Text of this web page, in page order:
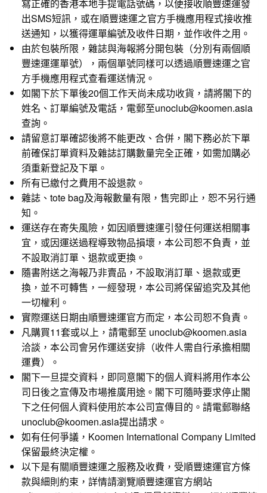
寫正確的香港本地手提電話號碼，以便接收順豐速運發
出SMS短訊，或在順豐速運之官方手機應用程式接收推
送通知，以獲得運單編號及收件日期，並作收件之用。
由於包裝所限，雜誌與海報將分開包裝（分別有兩個順
豐速運運單號），兩個單號同樣可以透過順豐速運之官
方手機應用程式查看運送情況。
如閣下於下單後20個工作天尚未成功收貨，請將閣下的
姓名、訂單編號及電話，電郵至unoclub@koomen.asia
查詢。
請留意訂單確認後將不能更改、合併，閣下務必於下單
前確保訂單資料及雜誌訂購數量完全正確，如需加購必
須重新登記及下單。
所有已繳付之費用不設退款。
雜誌、tote bag及海報數量有限，售完即止，恕不另行通
知。
運送存在寄失風險，如因順豐速運引發任何運送相關事
宜，或因運送過程導致物品損壞，本公司恕不負責，並
不設取消訂單、退款或更換。
隨書附送之海報乃非賣品，不設取消訂單、退款或更
換，並不可轉售，一經發現，本公司將保留追究及其他
一切權利。
實際運送日期由順豐速運官方而定，本公司恕不負責。
凡購買11套或以上，請電郵至 unoclub@koomen.asia
洽談，本公司會另作運送安排（收件人需自行承擔相關
運費）。
閣下一旦提交資料，即同意閣下的個人資料將用作本公
司日後之宣傳及市場推廣用途。閣下可隨時要求停止閣
下之任何個人資料使用於本公司宣傳目的。請電郵聯絡
unoclub@koomen.asia提出請求。
如有任何爭議，Koomen International Company Limited
保留最終決定權。
以下是有關順豐速運之服務及收費，受順豐速運官方條
款與細則約束，詳情請瀏覽順豐速運官方網站